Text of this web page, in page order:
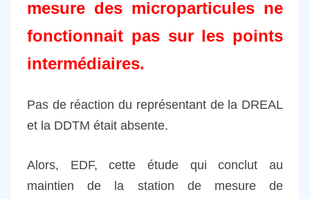
mesure des microparticules ne
fonctionnait pas sur les points
intermédiaires.
Pas de réaction du représentant de la DREAL
et la DDTM était absente.
Alors, EDF, cette étude qui conclut au
maintien de la station de mesure de